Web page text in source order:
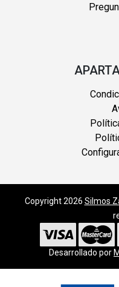
Copyright 2026 Silmos
Desarrollado por